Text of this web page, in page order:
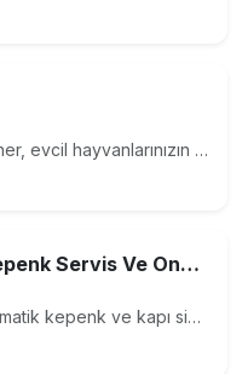
Pati Vet Diyarbakır Veteriner, evcil hayvanlarınızın sağlığını ve mutluluğunu ön planda tutan bir veteriner kliniğidir.
Keppenk Otomatik Kepenk Servis Ve Onarım
2012 yılından bu yana otomatik kepenk ve kapı sistemleri alanında sizlere güvenli ve kaliteli çözümler sunuyoruz. Bizim için her proje sadece bir iş değil, aynı zamanda uzun vadeli bir iş birliğinin başlangıcıdır. İhtiyacınızı dinliyor, mekânınıza en uygun ve en güvenli sistemi birlikte belirliyoruz